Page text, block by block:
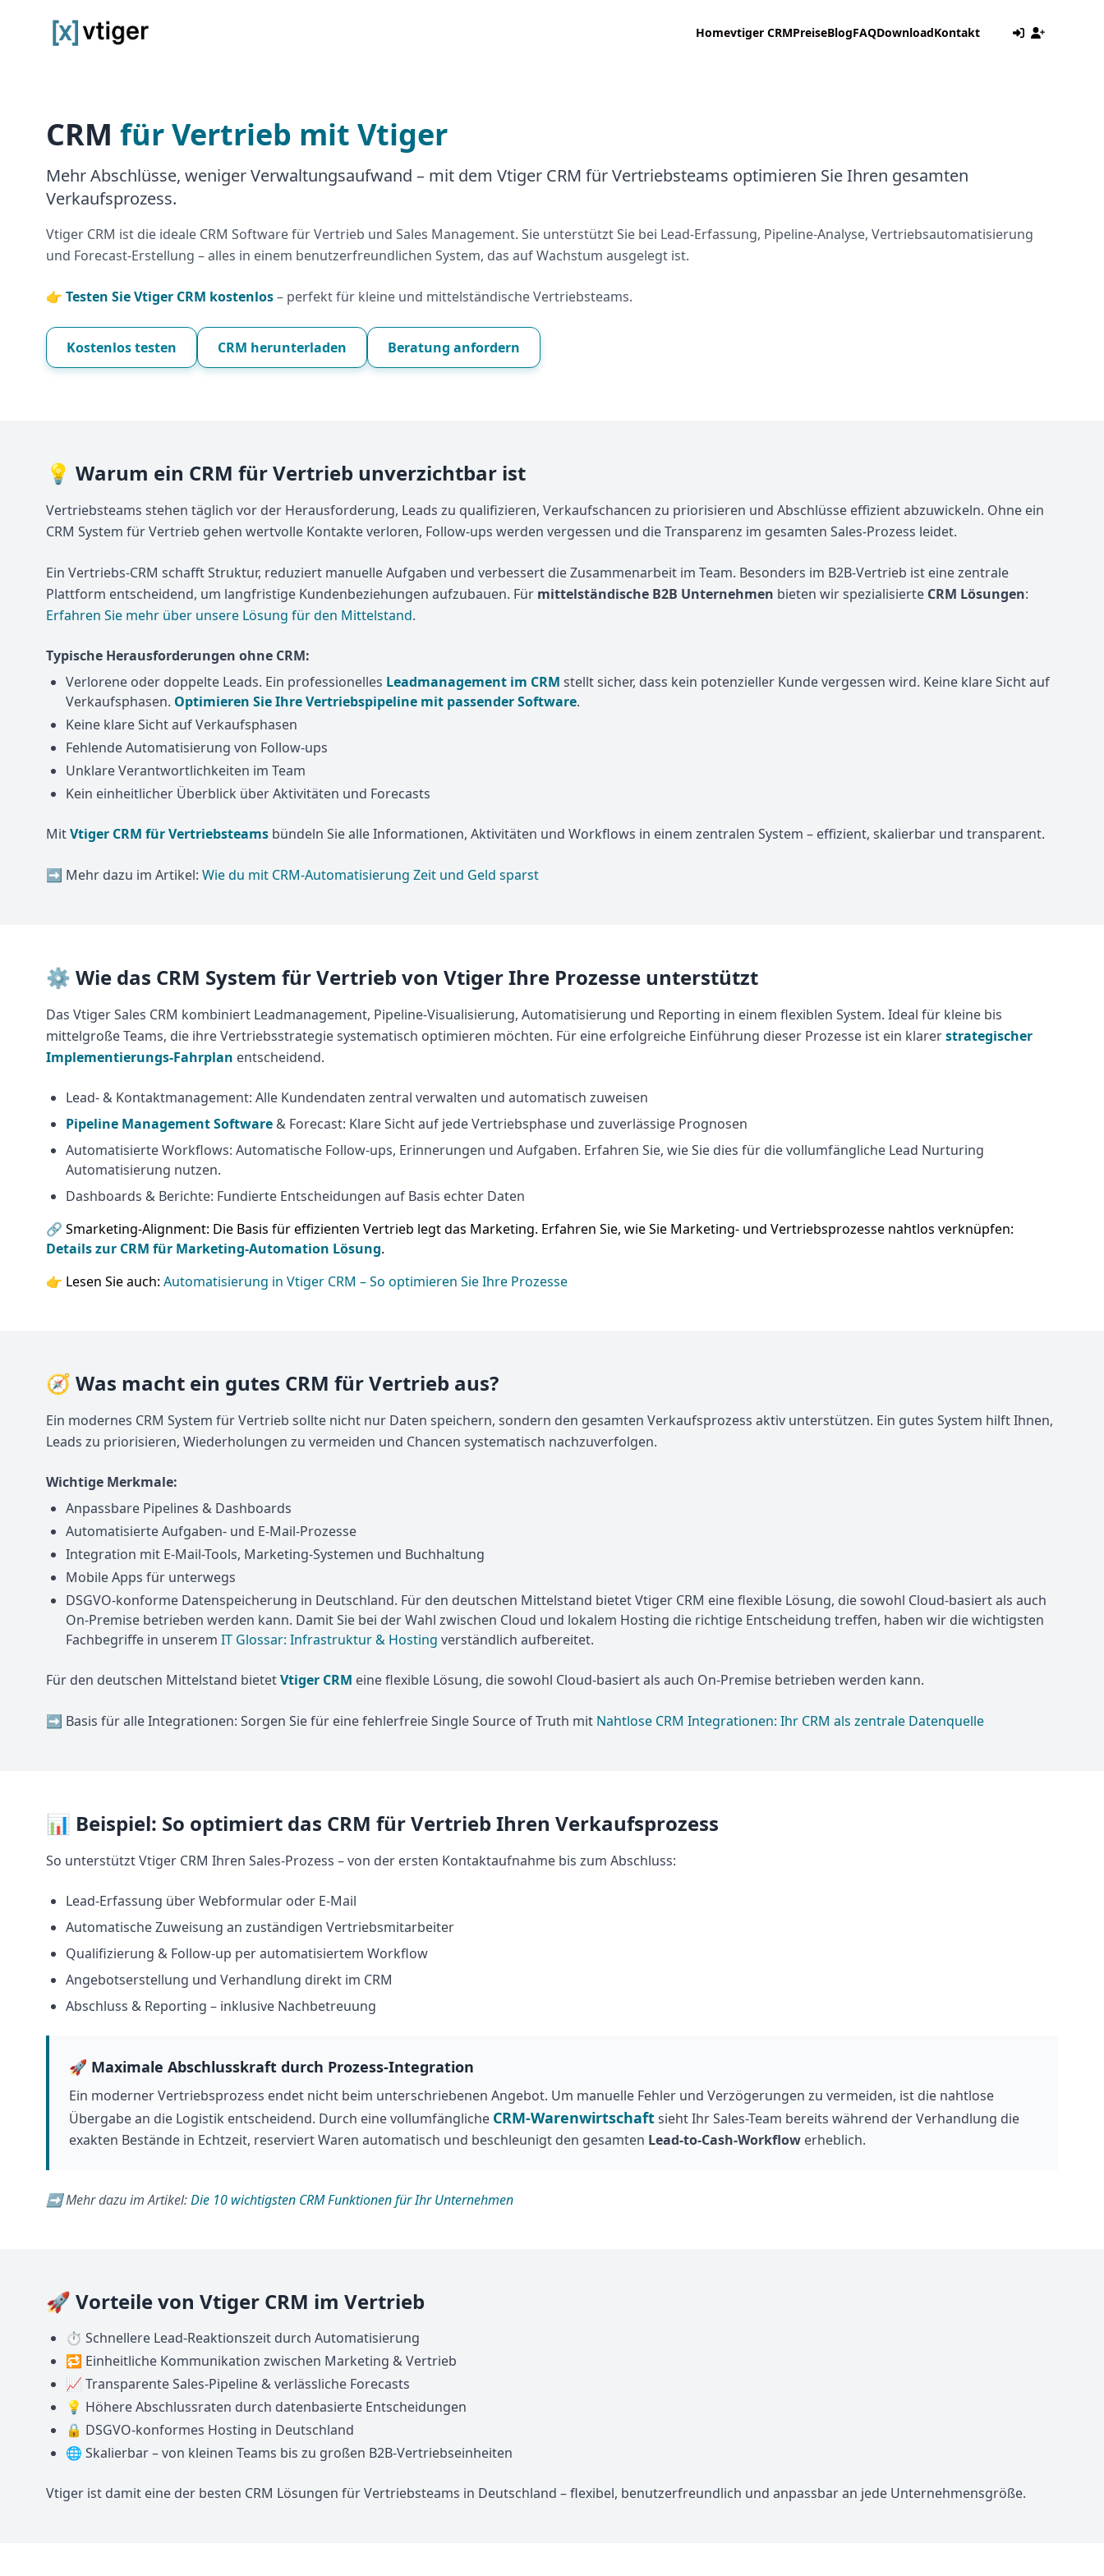
vtiger CRM Homevtiger CRMPreiseBlogFAQDownloadKontakt
CRM für Vertrieb mit Vtiger
Mehr Abschlüsse, weniger Verwaltungsaufwand – mit dem Vtiger CRM für Vertriebsteams optimieren Sie Ihren gesamten
Verkaufsprozess.
Vtiger CRM ist die ideale CRM Software für Vertrieb und Sales Management. Sie unterstützt Sie bei Lead-Erfassung, Pipeline-Analyse, Vertriebsautomatisierung
und Forecast-Erstellung – alles in einem benutzerfreundlichen System, das auf Wachstum ausgelegt ist.
👉 Testen Sie Vtiger CRM kostenlos– perfekt für kleine und mittelständische Vertriebsteams.
Kostenlos testen CRM herunterladen Beratung anfordern
💡 Warum ein CRM für Vertrieb unverzichtbar ist
Vertriebsteams stehen täglich vor der Herausforderung, Leads zu qualifizieren, Verkaufschancen zu priorisieren und Abschlüsse effizient abzuwickeln. Ohne ein
CRM System für Vertrieb gehen wertvolle Kontakte verloren, Follow-ups werden vergessen und die Transparenz im gesamten Sales-Prozess leidet.
Ein Vertriebs-CRM schafft Struktur, reduziert manuelle Aufgaben und verbessert die Zusammenarbeit im Team. Besonders im B2B-Vertrieb ist eine zentrale
Plattform entscheidend, um langfristige Kundenbeziehungen aufzubauen. Für mittelständische B2B Unternehmen bieten wir spezialisierte CRM Lösungen:
Erfahren Sie mehr über unsere Lösung für den Mittelstand.
Typische Herausforderungen ohne CRM:
Verlorene oder doppelte Leads. Ein professionelles Leadmanagement im CRM stellt sicher, dass kein potenzieller Kunde vergessen wird. Keine klare Sicht auf
Verkaufsphasen. Optimieren Sie Ihre Vertriebspipeline mit passender Software.
Keine klare Sicht auf Verkaufsphasen
Fehlende Automatisierung von Follow-ups
Unklare Verantwortlichkeiten im Team
Kein einheitlicher Überblick über Aktivitäten und Forecasts
MitVtiger CRM für Vertriebsteams bündeln Sie alle Informationen, Aktivitäten und Workflows in einem zentralen System – effizient, skalierbar und transparent.
➡️ Mehr dazu im Artikel: Wie du mit CRM-Automatisierung Zeit und Geld sparst
⚙️ Wie das CRM System für Vertrieb von Vtiger Ihre Prozesse unterstützt
Das Vtiger Sales CRM kombiniert Leadmanagement, Pipeline-Visualisierung, Automatisierung und Reporting in einem flexiblen System. Ideal für kleine bis
mittelgroße Teams, die ihre Vertriebsstrategie systematisch optimieren möchten. Für eine erfolgreiche Einführung dieser Prozesse ist ein klarerstrategischer
Implementierungs-Fahrplan entscheidend.
Lead- & Kontaktmanagement: Alle Kundendaten zentral verwalten und automatisch zuweisen
Pipeline Management Software & Forecast: Klare Sicht auf jede Vertriebsphase und zuverlässige Prognosen
Automatisierte Workflows: Automatische Follow-ups, Erinnerungen und Aufgaben. Erfahren Sie, wie Sie dies für die vollumfängliche Lead Nurturing
Automatisierung nutzen.
Dashboards & Berichte: Fundierte Entscheidungen auf Basis echter Daten
🔗 Smarketing-Alignment: Die Basis für effizienten Vertrieb legt das Marketing. Erfahren Sie, wie Sie Marketing- und Vertriebsprozesse nahtlos verknüpfen:
Details zur CRM für Marketing-Automation Lösung.
👉 Lesen Sie auch: Automatisierung in Vtiger CRM – So optimieren Sie Ihre Prozesse
🧭 Was macht ein gutes CRM für Vertrieb aus?
Ein modernes CRM System für Vertrieb sollte nicht nur Daten speichern, sondern den gesamten Verkaufsprozess aktiv unterstützen. Ein gutes System hilft Ihnen,
Leads zu priorisieren, Wiederholungen zu vermeiden und Chancen systematisch nachzuverfolgen.
Wichtige Merkmale:
Anpassbare Pipelines & Dashboards
Automatisierte Aufgaben- und E-Mail-Prozesse
Integration mit E-Mail-Tools, Marketing-Systemen und Buchhaltung
Mobile Apps für unterwegs
DSGVO-konforme Datenspeicherung in Deutschland. Für den deutschen Mittelstand bietet Vtiger CRM eine flexible Lösung, die sowohl Cloud-basiert als auch
On-Premise betrieben werden kann. Damit Sie bei der Wahl zwischen Cloud und lokalem Hosting die richtige Entscheidung treffen, haben wir die wichtigsten
Fachbegriffe in unserem IT Glossar: Infrastruktur & Hosting verständlich aufbereitet.
Für den deutschen Mittelstand bietetVtiger CRM eine flexible Lösung, die sowohl Cloud-basiert als auch On-Premise betrieben werden kann.
➡️ Basis für alle Integrationen: Sorgen Sie für eine fehlerfreie Single Source of Truth mit Nahtlose CRM Integrationen: Ihr CRM als zentrale Datenquelle
📊 Beispiel: So optimiert das CRM für Vertrieb Ihren Verkaufsprozess
So unterstützt Vtiger CRM Ihren Sales-Prozess – von der ersten Kontaktaufnahme bis zum Abschluss:
Lead-Erfassung über Webformular oder E-Mail
Automatische Zuweisung an zuständigen Vertriebsmitarbeiter
Qualifizierung & Follow-up per automatisiertem Workflow
Angebotserstellung und Verhandlung direkt im CRM
Abschluss & Reporting – inklusive Nachbetreuung
🚀 Maximale Abschlusskraft durch Prozess-Integration
Ein moderner Vertriebsprozess endet nicht beim unterschriebenen Angebot. Um manuelle Fehler und Verzögerungen zu vermeiden, ist die nahtlose
Übergabe an die Logistik entscheidend. Durch eine vollumfängliche CRM-Warenwirtschaftsieht Ihr Sales-Team bereits während der Verhandlung die
exakten Bestände in Echtzeit, reserviert Waren automatisch und beschleunigt den gesamten Lead-to-Cash-Workflow erheblich.
➡️ Mehr dazu im Artikel:Die 10 wichtigsten CRM Funktionen für Ihr Unternehmen
🚀 Vorteile von Vtiger CRM im Vertrieb
⏱️ Schnellere Lead-Reaktionszeit durch Automatisierung
🔁 Einheitliche Kommunikation zwischen Marketing & Vertrieb
📈 Transparente Sales-Pipeline & verlässliche Forecasts
💡 Höhere Abschlussraten durch datenbasierte Entscheidungen
🔒 DSGVO-konformes Hosting in Deutschland
🌐 Skalierbar – von kleinen Teams bis zu großen B2B-Vertriebseinheiten
Vtiger ist damit eine der besten CRM Lösungen für Vertriebsteams in Deutschland – flexibel, benutzerfreundlich und anpassbar an jede Unternehmensgröße.